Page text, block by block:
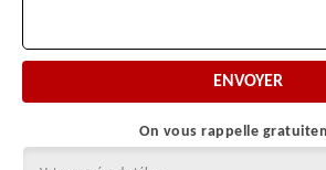
On vous rappelle